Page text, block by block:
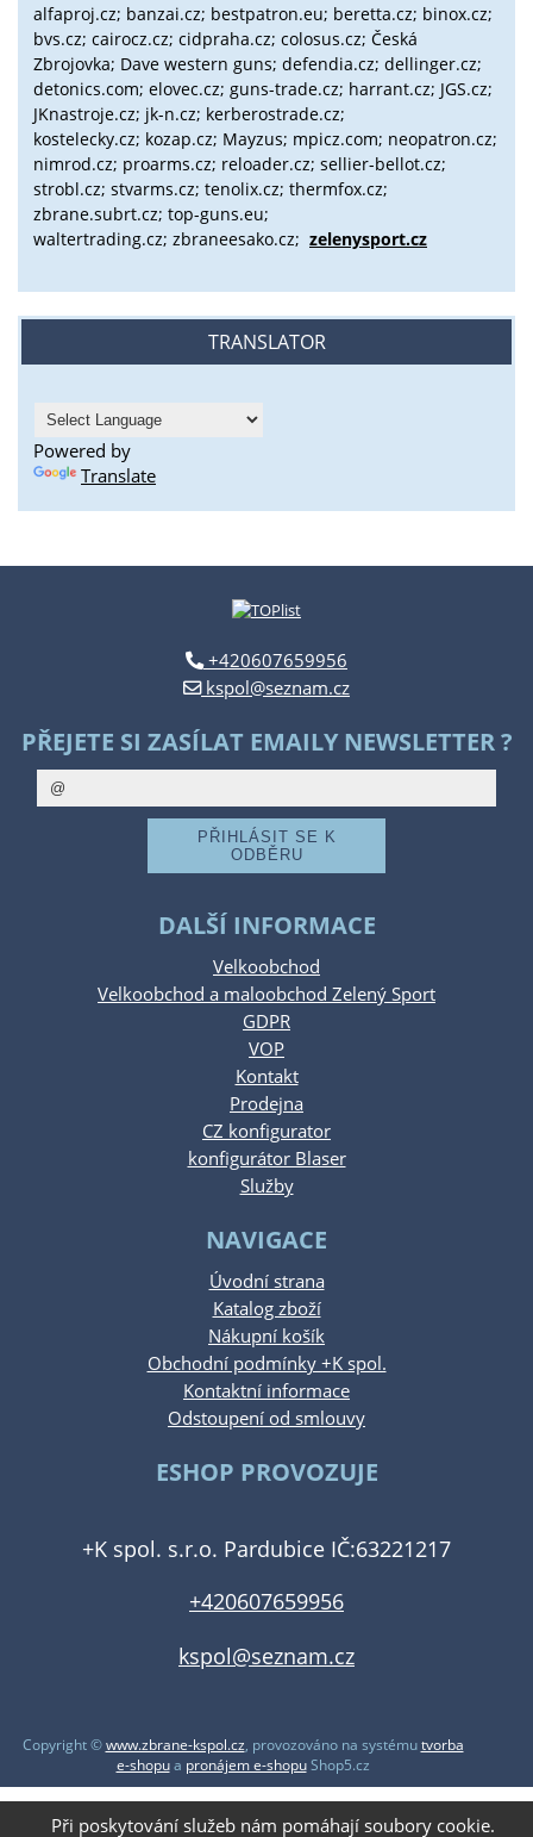
alfaproj.cz; banzai.cz; bestpatron.eu; beretta.cz; binox.cz;
bvs.cz; cairocz.cz; cidpraha.cz; colosus.cz; Česká
Zbrojovka; Dave western guns; defendia.cz; dellinger.cz;
detonics.com; elovec.cz; guns-trade.cz; harrant.cz; JGS.cz;
JKnastroje.cz; jk-n.cz; kerberostrade.cz;
kostelecky.cz; kozap.cz; Mayzus; mpicz.com; neopatron.cz;
nimrod.cz; proarms.cz; reloader.cz; sellier-bellot.cz;
strobl.cz; stvarms.cz; tenolix.cz; thermfox.cz;
zbrane.subrt.cz; top-guns.eu;
waltertrading.cz; zbraneesako.cz; zelenysport.cz
TRANSLATOR
Powered by
Translate
+420607659956
kspol@seznam.cz
PŘEJETE SI ZASÍLAT EMAILY NEWSLETTER ?
DALŠÍ INFORMACE
Velkoobchod
Velkoobchod a maloobchod Zelený Sport
GDPR
VOP
Kontakt
Prodejna
CZ konfigurator
konfigurátor Blaser
Služby
NAVIGACE
Úvodní strana
Katalog zboží
Nákupní košík
Obchodní podmínky +K spol.
Kontaktní informace
Odstoupení od smlouvy
ESHOP PROVOZUJE
+K spol. s.r.o. Pardubice IČ:63221217
+420607659956
kspol@seznam.cz
Copyright ©www.zbrane-kspol.cz, provozováno na systémutvorba
e-shopua pronájem e-shopuShop5.cz
Při poskytování služeb nám pomáhají soubory cookie.